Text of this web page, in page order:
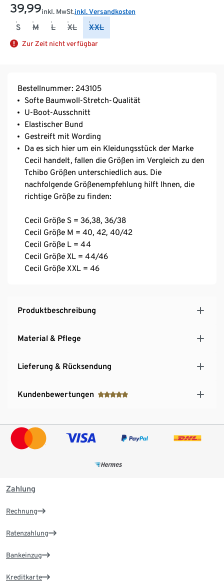
39,99inkl. MwSt.inkl. Versandkosten
S M L XL XXL
Zur Zeit nicht verfügbar
Bestellnummer: 243105
Softe Baumwoll-Stretch-Qualität
U-Boot-Ausschnitt
Elastischer Bund
Gestreift mit Wording
Da es sich hier um ein Kleidungsstück der Marke
Cecil handelt, fallen die Größen im Vergleich zu den
Tchibo Größen unterschiedlich aus. Die
nachfolgende Größenempfehlung hilft Ihnen, die
richtige Größe zu finden:
Cecil Größe S = 36,38, 36/38
Cecil Größe M = 40, 42, 40/42
Cecil Größe L = 44
Cecil Größe XL = 44/46
Cecil Größe XXL = 46
Produktbeschreibung
Material & Pflege
Lieferung & Rücksendung
Kundenbewertungen
Zahlung
Rechnung
Ratenzahlung
Bankeinzug
Kreditkarte